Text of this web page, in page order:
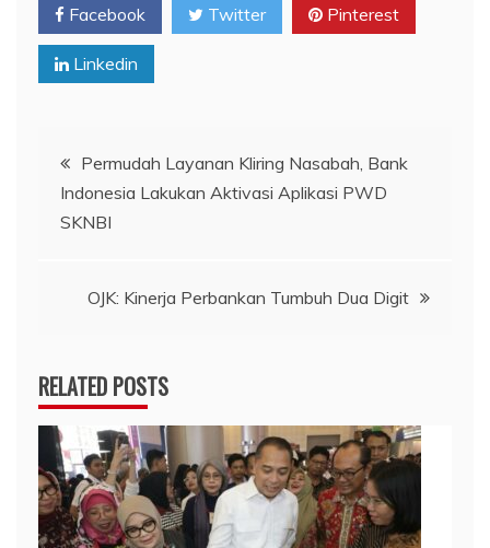
Facebook Twitter Pinterest
Linkedin
Navigasi
pos
Permudah Layanan Kliring Nasabah, Bank
Indonesia Lakukan Aktivasi Aplikasi PWD
SKNBI
OJK: Kinerja Perbankan Tumbuh Dua Digit
RELATED POSTS